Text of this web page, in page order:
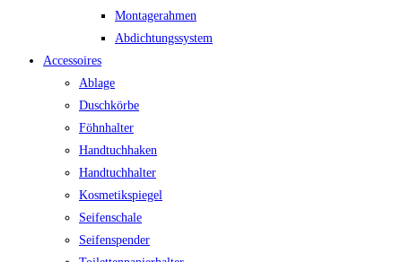
Montagerahmen
Abdichtungssystem
Accessoires
Ablage
Duschkörbe
Föhnhalter
Handtuchhaken
Handtuchhalter
Kosmetikspiegel
Seifenschale
Seifenspender